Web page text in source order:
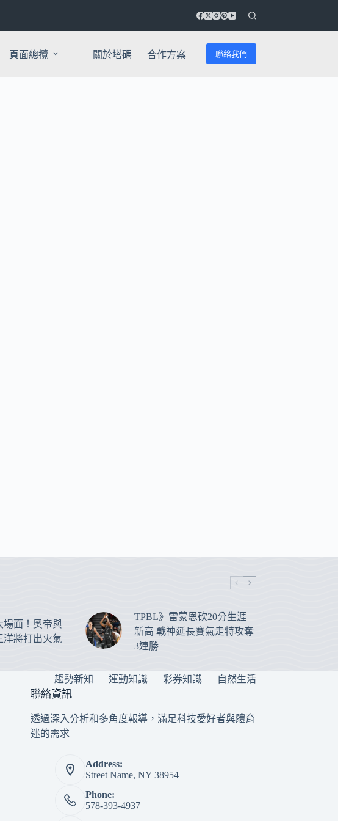
頁面總攬 關於塔碼 合作方案 聯絡我們
場面！奧帝與
洋將打出火氣
TPBL》雷蒙恩砍20分生涯
新高 戰神延長賽氣走特攻奪
3連勝
趨勢新知 運動知識 彩券知識 自然生活
聯絡資訊
透過深入分析和多角度報導，滿足科技愛好者與體育
迷的需求
Address:
Street Name, NY 38954
Phone:
578-393-4937